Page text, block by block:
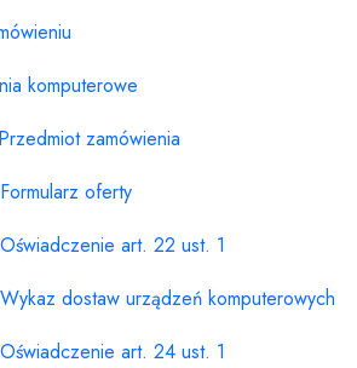
komputerowe
zamówienia
oferty
art. 22 ust. 1
dostaw urządzeń komputerowych
art. 24 ust. 1